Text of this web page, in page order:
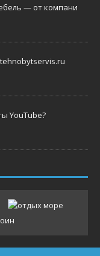
— от компани
YouTube?